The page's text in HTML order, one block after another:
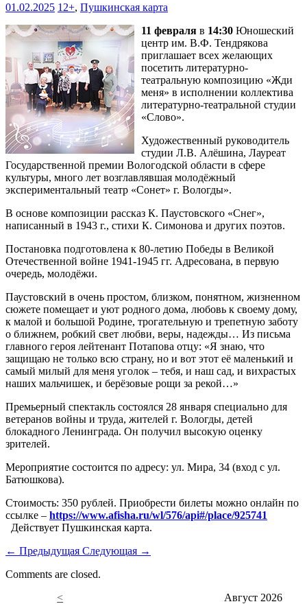
01.02.2025 12+, Пушкинская карта
11 февраля в 14:30 Юношеский
центр им. В.Ф. Тендрякова
приглашает всех желающих
посетить литературно-
театральную композицию «Жди
меня» в исполнении коллектива
литературно-театральной студии
«Слово».
Художественный руководитель
студии Л.В. Алёшина, Лауреат
Государственной премии Вологодской области в сфере
культуры, много лет возглавлявшая молодёжный
экспериментальный театр «Сонет» г. Вологды».
В основе композиции рассказ К. Паустовского «Снег»,
написанный в 1943 г., стихи К. Симонова и других поэтов.
Постановка подготовлена к 80-летию Победы в Великой
Отечественной войне 1941-1945 гг. Адресована, в первую
очередь, молодёжи.
Паустовский в очень простом, близком, понятном, жизненном
сюжете помещает и уют родного дома, любовь к своему дому,
к малой и большой Родине, трогательную и трепетную заботу
о ближнем, робкий свет любви, веры, надежды… Из письма
главного героя лейтенант Потапова отцу: «Я знаю, что
защищаю не только всю страну, но и вот этот её маленький и
самый милый для меня уголок – тебя, и наш сад, и вихрастых
наших мальчишек, и берёзовые рощи за рекой…»
Премьерный спектакль состоялся 28 января специально для
ветеранов войны и труда, жителей г. Вологды, детей
блокадного Ленинграда. Он получил высокую оценку
зрителей.
Мероприятие состоится по адресу: ул. Мира, 34 (вход с ул.
Батюшкова).
Стоимость: 350 рублей. Приобрести билеты можно онлайн по
ссылке – https://www.afisha.ru/wl/576/api#/place/925741
Действует Пушкинская карта.
← Предыдущая Следующая →
Comments are closed.
<
Август 2026